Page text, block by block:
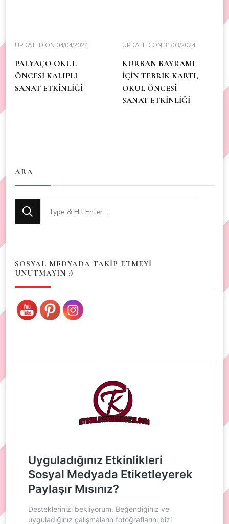
UPDATED ON 04/04/2024
PALYAÇO OKUL
ÖNCESİ KALIPLI
SANAT ETKİNLİĞİ
UPDATED ON 31/03/2024
KURBAN BAYRAMI
İÇİN TEBRİK KARTI,
OKUL ÖNCESİ
SANAT ETKİNLİĞİ
ARA
Looking
for
SOSYAL MEDYADA TAKİP ETMEYİ
UNUTMAYIN :)